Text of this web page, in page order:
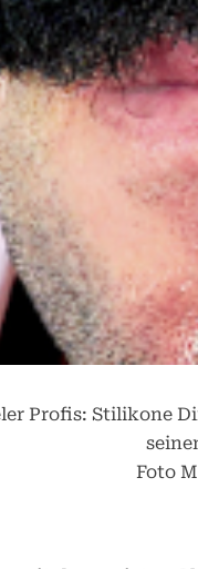
Profis: Stilikone
Foto